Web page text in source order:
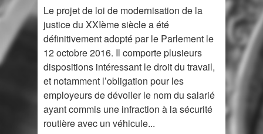
Le projet de loi de modernisation de la
justice du XXIème siècle a été
définitivement adopté par le Parlement le
12 octobre 2016. Il comporte plusieurs
dispositions intéressant le droit du travail,
et notamment l’obligation pour les
employeurs de dévoiler le nom du salarié
ayant commis une infraction à la sécurité
routière avec un véhicule...